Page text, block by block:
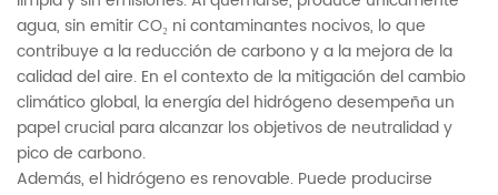
agua, sin emitir CO₂ ni contaminantes nocivos, lo que
contribuye a la reducción de carbono y a la mejora de la
calidad del aire. En el contexto de la mitigación del cambio
climático global, la energía del hidrógeno desempeña un
papel crucial para alcanzar los objetivos de neutralidad y
pico de carbono.
Además, el hidrógeno es renovable. Puede producirse